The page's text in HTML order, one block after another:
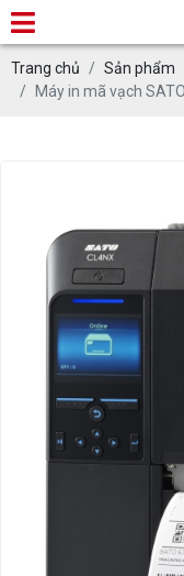
Trang chủ Sản phẩm
Máy in mã vạch